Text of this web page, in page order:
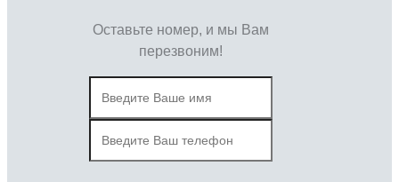
Оставьте номер, и мы Вам
перезвоним!